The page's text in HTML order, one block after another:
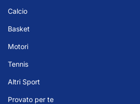
Calcio
Basket
Motori
Tennis
Altri Sport
Provato per te